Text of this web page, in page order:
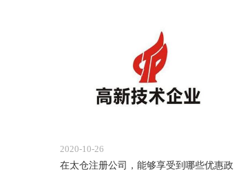
2020-10-26
在太仓注册公司，能够享受到哪些优惠政